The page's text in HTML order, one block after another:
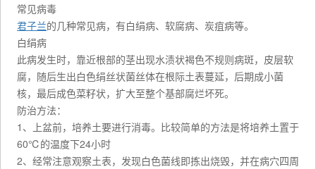
常见病毒
君子兰的几种常见病，有白绢病、软腐病、炭疽病等。
白绢病
此病发生时，靠近根部的茎出现水渍状褐色不规则病斑，皮层软
腐，随后生出白色绢丝状菌丝体在根际土表蔓延，后期成小菌
核，最后成色菜籽状，扩大至整个基部腐烂坏死。
防治方法：
1、上盆前，培养土要进行消毒。比较简单的方法是将培养土置于
60℃的温度下24小时
2、经常注意观察土表，发现白色菌线即拣出烧毁，并在病穴四周